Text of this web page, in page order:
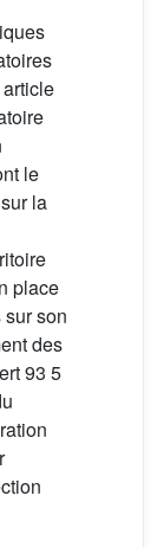
le
la
place
son
des
93 5